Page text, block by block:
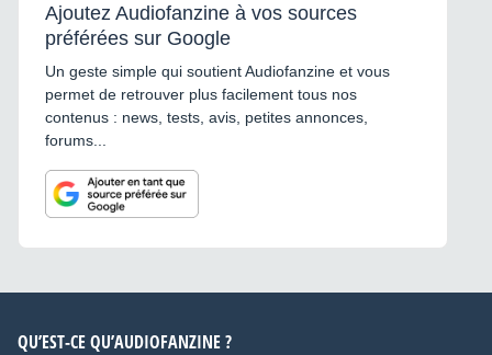
Ajoutez Audiofanzine à vos sources
préférées sur Google
Un geste simple qui soutient Audiofanzine et vous
permet de retrouver plus facilement tous nos
contenus : news, tests, avis, petites annonces,
forums...
QU’EST-CE QU’AUDIOFANZINE ?